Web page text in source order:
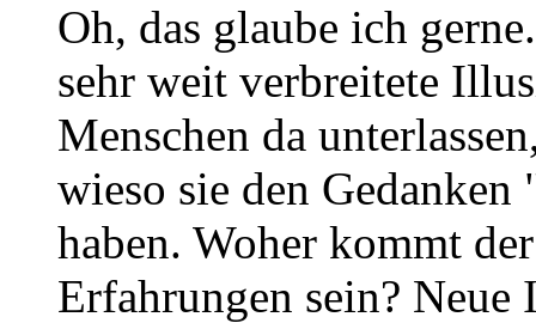
Oh, das glaube ich
sehr weit verbreitete
Menschen da
wieso sie den
haben. Woher kommt
Erfahrungen sein?